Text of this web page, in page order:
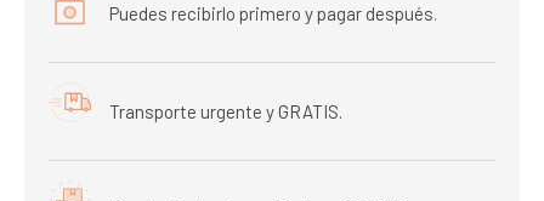
Puedes recibirlo primero y pagar después.
Transporte urgente y GRATIS.